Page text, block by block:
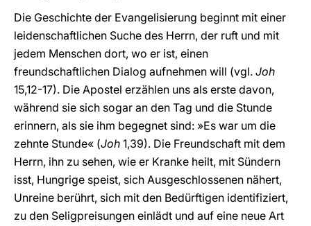
Die Geschichte der Evangelisierung beginnt mit einer
leidenschaftlichen Suche des Herrn, der ruft und mit
jedem Menschen dort, wo er ist, einen
freundschaftlichen Dialog aufnehmen will (vgl. Joh
15,12-17). Die Apostel erzählen uns als erste davon,
während sie sich sogar an den Tag und die Stunde
erinnern, als sie ihm begegnet sind: »Es war um die
zehnte Stunde« (Joh 1,39). Die Freundschaft mit dem
Herrn, ihn zu sehen, wie er Kranke heilt, mit Sündern
isst, Hungrige speist, sich Ausgeschlossenen nähert,
Unreine berührt, sich mit den Bedürftigen identifiziert,
zu den Seligpreisungen einlädt und auf eine neue Art